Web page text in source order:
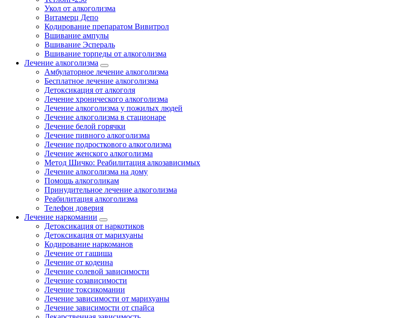
Укол от алкоголизма
Витамерц Депо
Кодирование препаратом Вивитрол
Вшивание ампулы
Вшивание Эспераль
Вшивание торпеды от алкоголизма
Лечение алкоголизма
Амбулаторное лечение алкоголизма
Бесплатное лечение алкоголизма
Детоксикация от алкоголя
Лечение хронического алкоголизма
Лечение алкоголизма у пожилых людей
Лечение алкоголизма в стационаре
Лечение белой горячки
Лечение пивного алкоголизма
Лечение подросткового алкоголизма
Лечение женского алкоголизма
Метод Шичко: Реабилитация алкозависимых
Лечение алкоголизма на дому
Помощь алкоголикам
Принудительное лечение алкоголизма
Реабилитация алкоголизма
Телефон доверия
Лечение наркомании
Детоксикация от наркотиков
Детоксикация от марихуаны
Кодирование наркоманов
Лечение от гашиша
Лечение от кодеина
Лечение солевой зависимости
Лечение созависимости
Лечение токсикомании
Лечение зависимости от марихуаны
Лечение зависимости от спайса